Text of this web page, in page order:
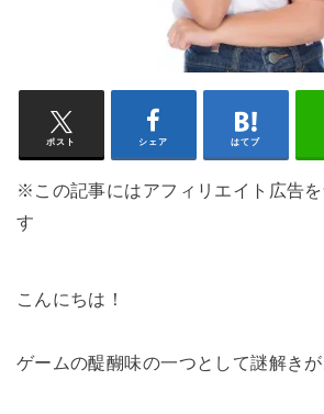
ポスト シェア はてブ
※この記事にはアフィリエイト広告
す
こんにちは！
ゲームの醍醐味の一つとして謎解きが